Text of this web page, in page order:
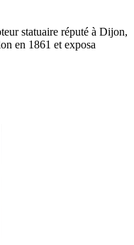
statuaire réputé à Dijon,
en 1861 et exposa